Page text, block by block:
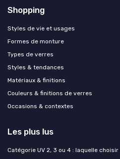
Shopping
Styles de vie et usages
Formes de monture
Types de verres
Styles & tendances
Matériaux & finitions
Couleurs & finitions de verres
Occasions & contextes
Les plus lus
Catégorie UV 2, 3 ou 4 : laquelle